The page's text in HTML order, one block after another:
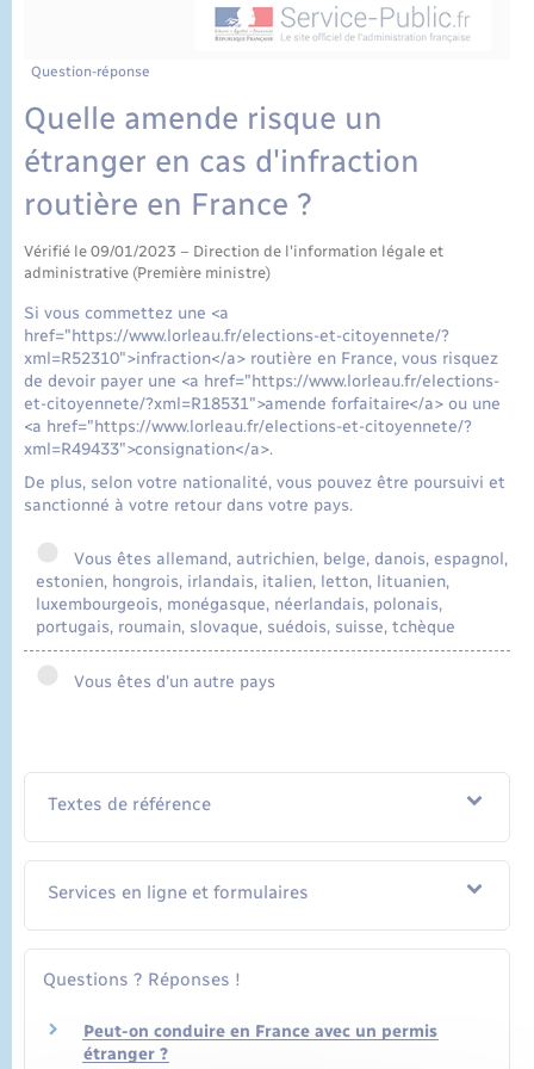
Question-réponse
Quelle amende risque un
étranger en cas d'infraction
routière en France ?
Vérifié le 09/01/2023 – Direction de l'information légale et
administrative (Première ministre)
Si vous commettez une <a
href="https://www.lorleau.fr/elections-et-citoyennete/?
xml=R52310">infraction</a> routière en France, vous risquez
de devoir payer une <a href="https://www.lorleau.fr/elections-
et-citoyennete/?xml=R18531">amende forfaitaire</a> ou une
<a href="https://www.lorleau.fr/elections-et-citoyennete/?
xml=R49433">consignation</a>.
De plus, selon votre nationalité, vous pouvez être poursuivi et
sanctionné à votre retour dans votre pays.
Vous êtes allemand, autrichien, belge, danois, espagnol,
estonien, hongrois, irlandais, italien, letton, lituanien,
luxembourgeois, monégasque, néerlandais, polonais,
portugais, roumain, slovaque, suédois, suisse, tchèque
Vous êtes d'un autre pays
Textes de référence
Services en ligne et formulaires
Questions ? Réponses !
Peut-on conduire en France avec un permis
étranger ?